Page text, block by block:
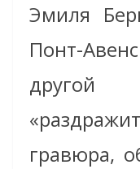
Эмиля
Понт-
гравюра,